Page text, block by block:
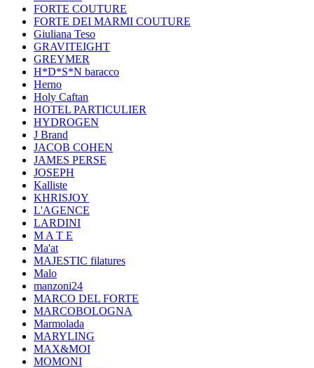
FORTE COUTURE
FORTE DEI MARMI COUTURE
Giuliana Teso
GRAVITEIGHT
GREYMER
H*D*S*N baracco
Herno
Holy Caftan
HOTEL PARTICULIER
HYDROGEN
J Brand
JACOB COHEN
JAMES PERSE
JOSEPH
Kalliste
KHRISJOY
L'AGENCE
LARDINI
M A T E
Ma'at
MAJESTIC filatures
Malo
manzoni24
MARCO DEL FORTE
MARCOBOLOGNA
Marmolada
MARYLING
MAX&MOI
MOMONI